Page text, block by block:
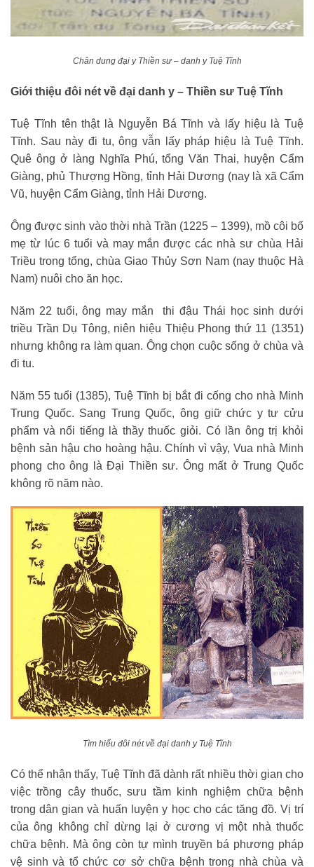
Chân dung đại y Thiền sư – danh y Tuệ Tĩnh
Giới thiệu đôi nét về đại danh y – Thiền sư Tuệ Tĩnh
Tuệ Tĩnh tên thật là Nguyễn Bá Tĩnh và lấy hiệu là Tuệ
Tĩnh. Sau này đi tu, ông vẫn lấy pháp hiệu là Tuệ Tĩnh.
Quê ông ở làng Nghĩa Phú, tổng Văn Thai, huyện Cẩm
Giàng, phủ Thượng Hồng, tỉnh Hải Dương (nay là xã Cẩm
Vũ, huyện Cẩm Giàng, tỉnh Hải Dương.
Ông được sinh vào thời nhà Trần (1225 – 1399), mồ côi bố
mẹ từ lúc 6 tuổi và may mắn được các nhà sư chùa Hải
Triều trong tổng, chùa Giao Thủy Sơn Nam (nay thuộc Hà
Nam) nuôi cho ăn học.
Năm 22 tuổi, ông may mắn thi đậu Thái học sinh dưới
triều Trần Dụ Tông, niên hiệu Thiệu Phong thứ 11 (1351)
nhưng không ra làm quan. Ông chọn cuộc sống ở chùa và
đi tu.
Năm 55 tuổi (1385), Tuệ Tĩnh bị bắt đi cống cho nhà Minh
Trung Quốc. Sang Trung Quốc, ông giữ chức y tư cửu
phẩm và nổi tiếng là thầy thuốc giỏi. Có lần ông trị khỏi
bệnh sản hậu cho hoàng hậu. Chính vì vậy, Vua nhà Minh
phong cho ông là Đại Thiền sư. Ông mất ở Trung Quốc
không rõ năm nào.
Tìm hiểu đôi nét về đại danh y Tuệ Tĩnh
Có thể nhận thấy, Tuệ Tĩnh đã dành rất nhiều thời gian cho
việc trồng cây thuốc, sưu tầm kinh nghiệm chữa bệnh
trong dân gian và huấn luyện y học cho các tăng đồ. Vị trí
của ông không chỉ dừng lại ở cương vị một nhà thuốc
chữa bệnh. Mà ông còn tự mình truyền bá phương pháp
vệ sinh và tổ chức cơ sở chữa bệnh trong nhà chùa và